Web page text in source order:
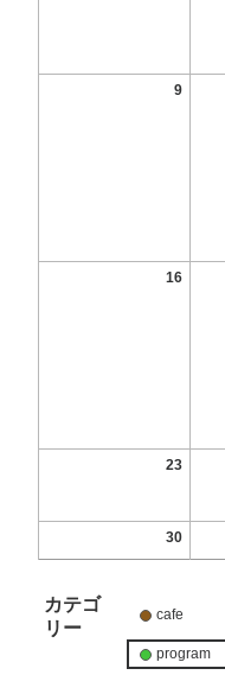
9
16
23
30
カテゴ
リー
cafe
program